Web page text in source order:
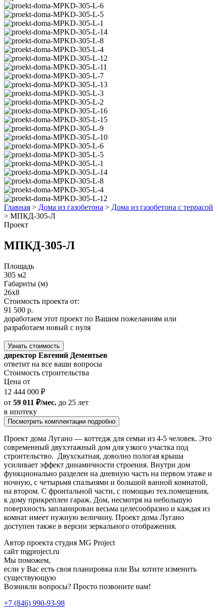
Главная > Дома из газобетона > Дома из газобетона с террасой
> МПКД-305-Л
Проект
МПКД-305-Л
Площадь
305 м2
Габариты (м)
26x8
Стоимость проекта от:
91 500 р.
доработаем этот проект по Вашим пожеланиям или
разработаем новый с нуля
Узнать стоимость
директор Евгений Дементьев
ответит на все ваши вопросы
Стоимость строительства
Цена от
12 444 000 ₽
от 59 011 ₽/мес. до 25 лет
в ипотеку
Посмотреть комплектации подробно
Проект дома Лугано — коттедж для семьи из 4-5 человек. Это
современный двухэтажный дом для узкого участка под
строительство. Двухскатная, доволно пологая крыша
усиливает эффект динамичности строения. Внутри дом
функционально разделен на дневную часть на первом этаже и
ночную, с четырьмя спальнями и большой ванной комнатой,
на втором. С фронтальной части, с помощью тех.помещения,
к дому прикреплен гараж. Дом, несмотря на небольшую
поверхность запланирован весьма целесообразно и каждая из
комнат имеет нужную величину. Проект дома Лугано
доступен также в версии зеркального отображения.
Автор проекта студия MG Project
сайт mgproject.ru
Мы поможем,
если у Вас есть своя планировка или Вы хотите изменить
существующую
Возникли вопросы? Просто позвоните нам!
+7 (846) 990-93-98